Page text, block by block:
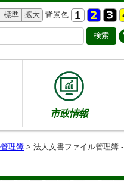
標準 拡大 背景色
市政情報
理簿 > 法人文書ファイル管理簿 -